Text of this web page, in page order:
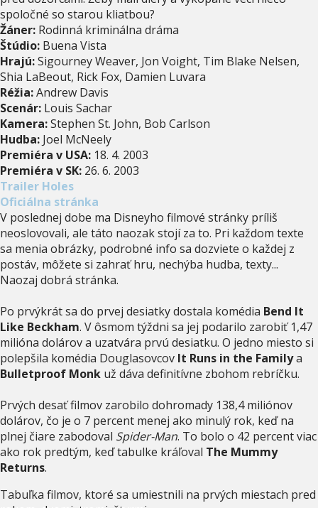
spoločné so starou kliatbou?
Žáner: Rodinná kriminálna dráma
Štúdio: Buena Vista
Hrajú:Sigourney Weaver, Jon Voight, Tim Blake Nelsen,
Shia LaBeout, Rick Fox, Damien Luvara
Réžia:Andrew Davis
Scenár: Louis Sachar
Kamera:Stephen St. John, Bob Carlson
Hudba: Joel McNeely
Premiéra v USA: 18. 4. 2003
Premiéra v SK: 26. 6. 2003
Trailer Holes
Oficiálna stránka
V poslednej dobe ma Disneyho filmové stránky príliš
neoslovovali, ale táto naozak stojí za to. Pri každom texte
sa menia obrázky, podrobné info sa dozviete o každej z
postáv, môžete si zahrať hru, nechýba hudba, texty...
Naozaj dobrá stránka.
Po prvýkrát sa do prvej desiatky dostala komédia Bend It
Like Beckham. V ôsmom týždni sa jej podarilo zarobiť 1,47
milióna dolárov a uzatvára prvú desiatku. O jedno miesto si
polepšila komédia Douglasovcov It Runs in the Familya
Bulletproof Monk už dáva definitívne zbohom rebríčku.
Prvých desať filmov zarobilo dohromady 138,4 miliónov
dolárov, čo je o 7 percent menej ako minulý rok, keď na
plnej čiare zabodoval Spider-Man. To bolo o 42 percent viac
ako rok predtým, keď tabulke kráľoval The Mummy
Returns.
Tabuľka filmov, ktoré sa umiestnili na prvých miestach pred